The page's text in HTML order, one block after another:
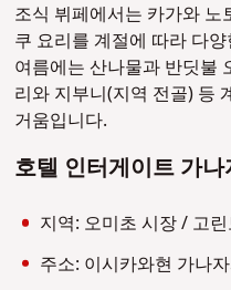
조식 뷔페에서는 카가와
쿠 요리를 계절에 따라 다
여름에는 산나물과 반딧불
리와 지부니(지역 전골) 등
거움입니다.
호텔 인터게이트 가
지역: 오미초 시장 / 고
주소: 이시카와현 가나